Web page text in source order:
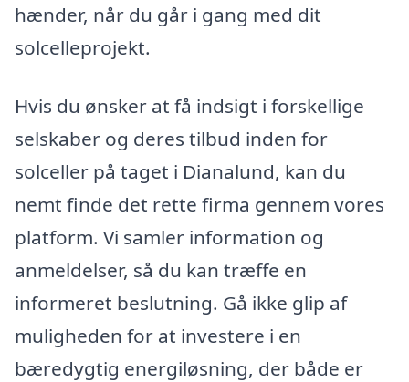
hænder, når du går i gang med dit
solcelleprojekt.
Hvis du ønsker at få indsigt i forskellige
selskaber og deres tilbud inden for
solceller på taget i Dianalund, kan du
nemt finde det rette firma gennem vores
platform. Vi samler information og
anmeldelser, så du kan træffe en
informeret beslutning. Gå ikke glip af
muligheden for at investere i en
bæredygtig energiløsning, der både er